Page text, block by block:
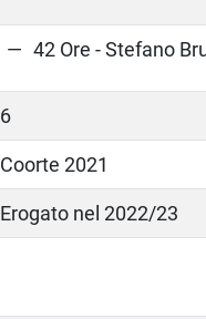
42 Ore - Stefano
6
Coorte 2021
Erogato nel 2022/23